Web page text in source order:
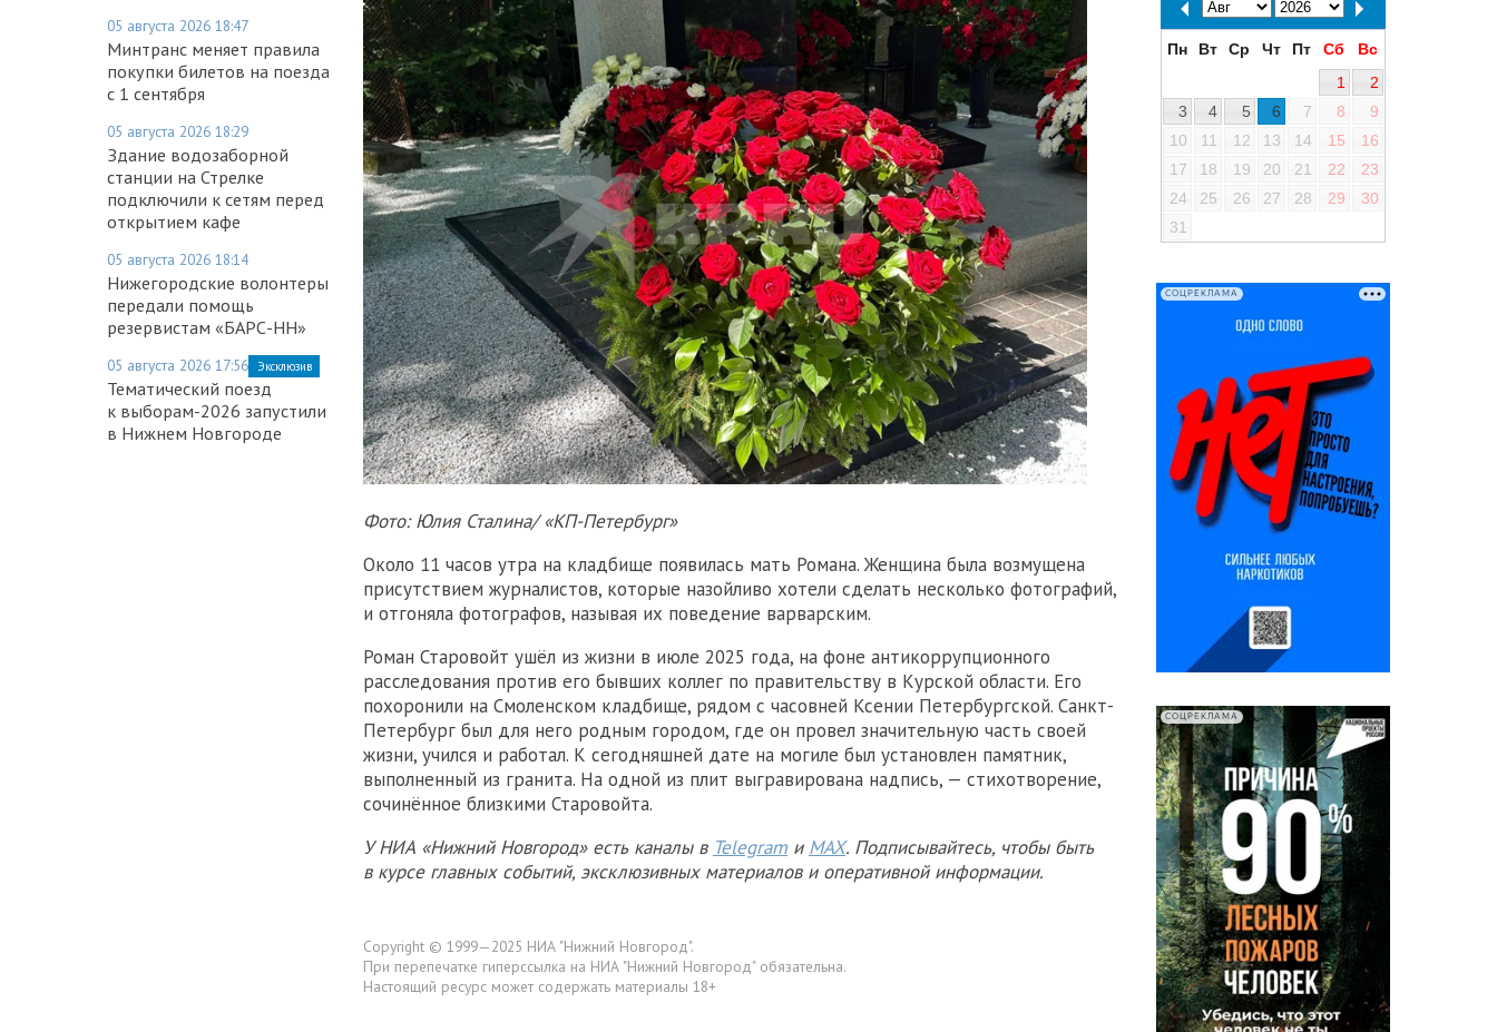
05 августа 2026 18:47
Минтранс меняет правила
покупки билетов на поезда
с 1 сентября
05 августа 2026 18:29
Здание водозаборной
станции на Стрелке
подключили к сетям перед
открытием кафе
05 августа 2026 18:14
Нижегородские волонтеры
передали помощь
резервистам «БАРС-НН»
05 августа 2026 17:56 Эксклюзив
Тематический поезд
к выборам-2026 запустили
в Нижнем Новгороде
Фото: Юлия Сталина/ «КП-Петербург»
Около 11 часов утра на кладбище появилась мать Романа. Женщина была возмущена
присутствием журналистов, которые назойливо хотели сделать несколько фотографий,
и отгоняла фотографов, называя их поведение варварским.
Роман Старовойт ушёл из жизни в июле 2025 года, на фоне антикоррупционного
расследования против его бывших коллег по правительству в Курской области. Его
похоронили на Смоленском кладбище, рядом с часовней Ксении Петербургской. Санкт-
Петербург был для него родным городом, где он провел значительную часть своей
жизни, учился и работал. К сегодняшней дате на могиле был установлен памятник,
выполненный из гранита. На одной из плит выгравирована надпись, — стихотворение,
сочинённое близкими Старовойта.
У НИА «Нижний Новгород» есть каналы в Telegram и MAX. Подписывайтесь, чтобы быть
в курсе главных событий, эксклюзивных материалов и оперативной информации.
Copyright © 1999—2025 НИА "Нижний Новгород".
При перепечатке гиперссылка на НИА "Нижний Новгород" обязательна.
Настоящий ресурс может содержать материалы 18+
Пн Вт Ср Чт Пт Сб
Вс
1
2
3
4 5 6 7 8
9
10
11 12 13 14 15
16
17
18 19 20 21 22
23
24
25 26 27 28 29
30
31
СОЦРЕКЛАМА
СОЦРЕКЛАМА